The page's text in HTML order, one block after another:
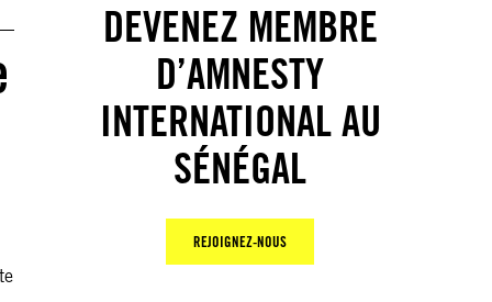
DEVENEZ MEMBRE
D’AMNESTY
INTERNATIONAL AU
SÉNÉGAL
REJOIGNEZ-NOUS